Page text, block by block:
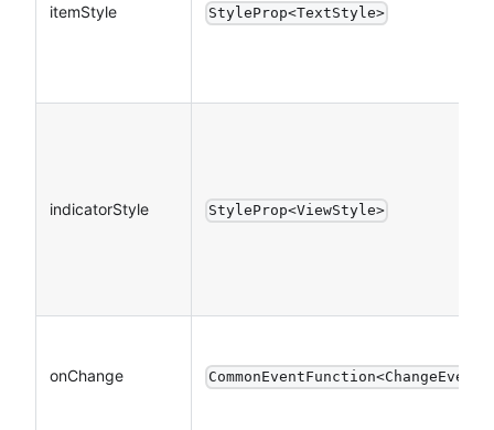
itemStyle StyleProp<TextStyle>
indicatorStyle StyleProp<ViewStyle>
onChange